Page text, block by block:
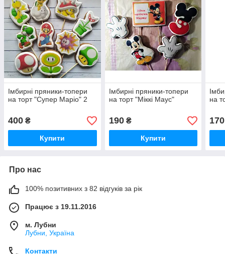
Імбирні пряники-топери
на торт "Супер Маріо" 2
400 ₴
Купити
Імбирні пряники-топери
на торт "Міккі Маус"
190₴
Купити
на
170
Про нас
100% позитивних з 82 відгуків за рік
Працює з 19.11.2016
м. Лубни
Лубни, Україна
Контакти